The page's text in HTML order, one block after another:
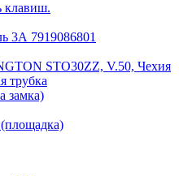
клавиш.
3А 7919086801
STO30ZZ, V.50, Чехия
трубка
замка)
(площадка)